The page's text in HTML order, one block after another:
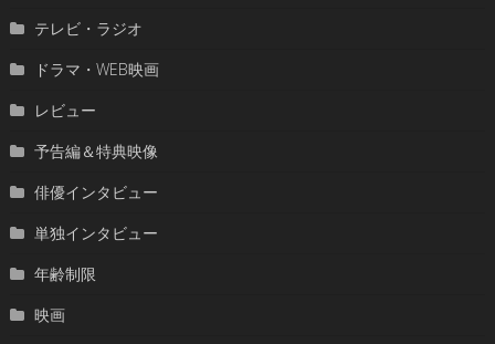
テレビ・ラジオ
ドラマ・WEB映画
レビュー
予告編＆特典映像
俳優インタビュー
単独インタビュー
年齢制限
映画